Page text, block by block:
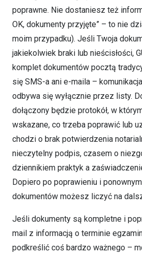
poprawne. Nie dostaniesz też
OK, dokumenty przyjęte” – to nie
moim przypadku). Jeśli Twoja
jakiekolwiek braki lub nieścisłości,
komplet dokumentów pocztą
się SMS-a ani e-maila –
odbywa się wyłącznie przez listy.
dołączony będzie protokół, w
wskazane, co trzeba poprawić lub
chodzi o brak potwierdzenia
nieczytelny podpis, czasem o
dziennikiem praktyk a
Dopiero po poprawieniu i
dokumentów możesz liczyć na
Jeśli dokumenty są kompletne i
mail z informacją o terminie
podkreślić coś bardzo ważnego –